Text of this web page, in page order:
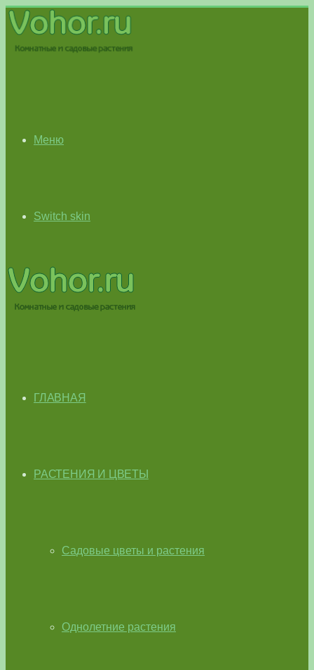
Меню
Switch skin
ГЛАВНАЯ
РАСТЕНИЯ И ЦВЕТЫ
Садовые цветы и растения
Однолетние растения